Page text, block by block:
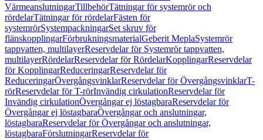
VärmeanslutningarTillbehörTätningar för systemrör och
rördelarTätningar för rördelarFästen för
systemrörSystempackningarSet skruv för
flänskopplingarFörbrukningsmaterialGeberit MeplaSystemrör
tappvatten, multilayerReservdelar för Systemrör tappvatten,
multilayerRördelarReservdelar för RördelarKopplingarReservdelar
för KopplingarReduceringarReservdelar för
ReduceringarÖvergångsvinklarReservdelar för ÖvergångsvinklarT-
rörReservdelar för T-rörInvändig cirkulationReservdelar för
Invändig cirkulationÖvergångar ej löstagbaraReservdelar för
Övergångar ej löstagbaraÖvergångar och anslutningar,
löstagbaraReservdelar för Övergångar och anslutningar,
löstagbaraFörslutningarReservdelar för